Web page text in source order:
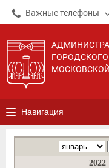
Важные телефоны
Навигация
2022